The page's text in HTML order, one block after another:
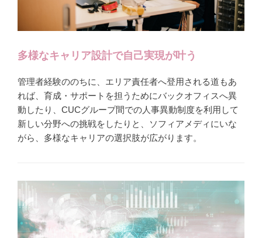
多様なキャリア設計で自己実現が叶う
管理者経験ののちに、エリア責任者へ登用される道もあ
れば、育成・サポートを担うためにバックオフィスへ異
動したり、CUCグループ間での人事異動制度を利用して
新しい分野への挑戦をしたりと、ソフィアメディにいな
がら、多様なキャリアの選択肢が広がります。